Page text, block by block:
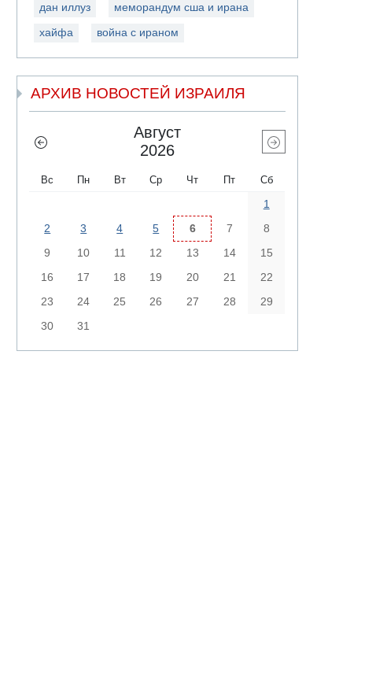
дан иллуз меморандум сша и ирана
хайфа война с ираном
АРХИВ НОВОСТЕЙ ИЗРАИЛЯ
Август
2026
Вс Пн Вт Ср Чт Пт Сб
1
2
3 4 5 6 7
8
9
10 11 12 13 14
15
16
17 18 19 20 21
22
23
24 25 26 27 28
29
30
31